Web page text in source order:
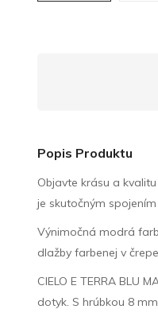
Popis Produktu
Objavte krásu a
je skutočným
Výnimočná modrá
dlažby farbenej v
CIELO E TERRA BLU
dotyk. S hrúbkou 8